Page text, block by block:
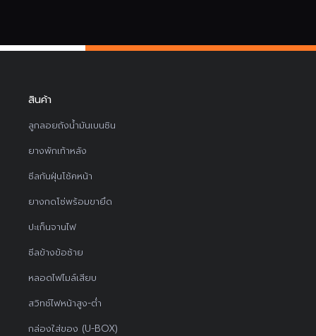
สินค้า
ลูกลอยถังน้ำมันเบนซิน
ยางพักเท้าหลัง
ซีลกันฝุ่นโช้คหน้า
ยางกดโซ่พร้อมขายึด
ปะเก็นจานไฟ
ซีลข้างข้อซ้าย
หลอดไฟไมล์เสียบ
สวิทช์ไฟหน้าสูง-ต่ำ
กล่องใส่ของ (U-BOX)